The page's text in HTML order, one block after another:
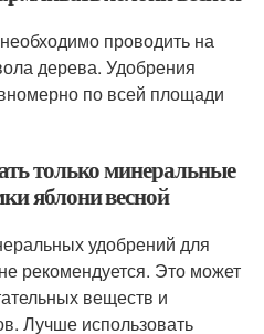
проводить на
дерева. Удобрения
по всей площади
только минеральные
яблони весной
удобрений для
рекомендуется. Это может
веществ и
Лучше использовать